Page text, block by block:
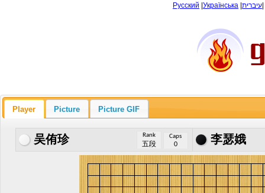
Русский Українська עיברית
Player Picture Picture GIF
吴侑珍 Rank
五段
Caps
0 李瑟娥